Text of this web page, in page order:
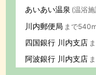
あいあい温泉 (温浴
川内郵便局 まで
四国銀行 川内支店
阿波銀行 川内支店